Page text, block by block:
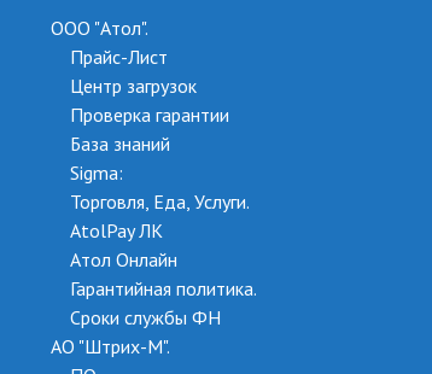
ООО "Атол".
Прайс-Лист
Центр загрузок
Проверка гарантии
База знаний
Sigma:
Торговля, Еда, Услуги.
AtolPay ЛК
Атол Онлайн
Гарантийная политика.
Сроки службы ФН
АО "Штрих-М".